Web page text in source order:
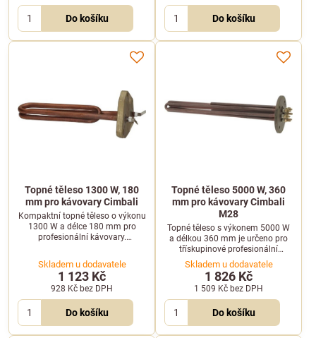
Do košíku Do košíku
Topné těleso 1300 W, 180
mm pro kávovary Cimbali
Kompaktní topné těleso o výkonu
1300 W a délce 180 mm pro
profesionální kávovary.
Skladem u dodavatele
1 123 Kč
928 Kč bez DPH
Do košíku
Topné těleso 5000 W, 360
mm pro kávovary Cimbali
M28
Topné těleso s výkonem 5000 W
a délkou 360 mm je určeno pro
třískupinové profesionální
kávovary. Je plně kompatibilní s
modelem Cimbali M28.
Skladem u dodavatele
1 826 Kč
1 509 Kč bez DPH
Do košíku